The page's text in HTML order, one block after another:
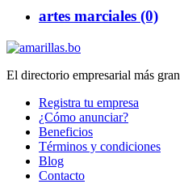
artes marciales (0)
El directorio empresarial más
Registra tu empresa
¿Cómo anunciar?
Beneficios
Términos y condiciones
Blog
Contacto